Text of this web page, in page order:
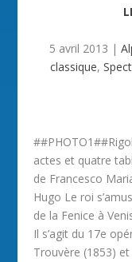
5 avril 2013 |
classique,
actes et quatre
de Francesco
Hugo Le roi
de la Fenice à
Il s’agit du 17e
Trouvère (1853)